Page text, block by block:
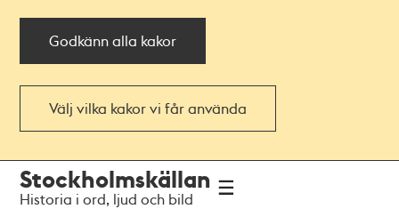
Godkänn alla kakor
Välj vilka kakor vi får använda
navigationen
huvudinnehållet
Stockholmskällan
Historia i ord, ljud och bild